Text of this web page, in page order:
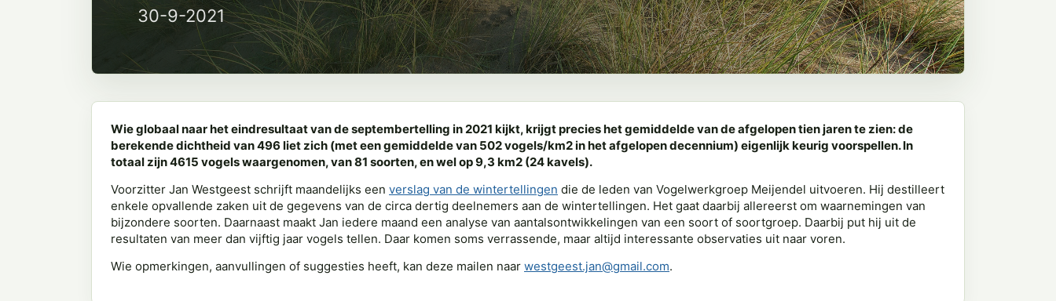
30-9-2021
Wie globaal naar het eindresultaat van de septembertelling in 2021 kijkt, krijgt precies het gemiddelde van de afgelopen tien jaren te zien: de
berekende dichtheid van 496 liet zich (met een gemiddelde van 502 vogels/km2 in het afgelopen decennium) eigenlijk keurig voorspellen. In
totaal zijn 4615 vogels waargenomen, van 81 soorten, en wel op 9,3 km2 (24 kavels).
Voorzitter Jan Westgeest schrijft maandelijks een verslag van de wintertellingen die de leden van Vogelwerkgroep Meijendel uitvoeren. Hij destilleert
enkele opvallende zaken uit de gegevens van de circa dertig deelnemers aan de wintertellingen. Het gaat daarbij allereerst om waarnemingen van
bijzondere soorten. Daarnaast maakt Jan iedere maand een analyse van aantalsontwikkelingen van een soort of soortgroep. Daarbij put hij uit de
resultaten van meer dan vijftig jaar vogels tellen. Daar komen soms verrassende, maar altijd interessante observaties uit naar voren.
Wie opmerkingen, aanvullingen of suggesties heeft, kan deze mailen naar westgeest.jan@gmail.com.